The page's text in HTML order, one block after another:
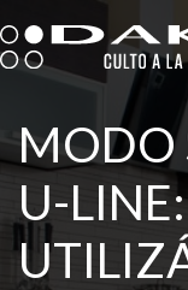
to
content
MODO
U-